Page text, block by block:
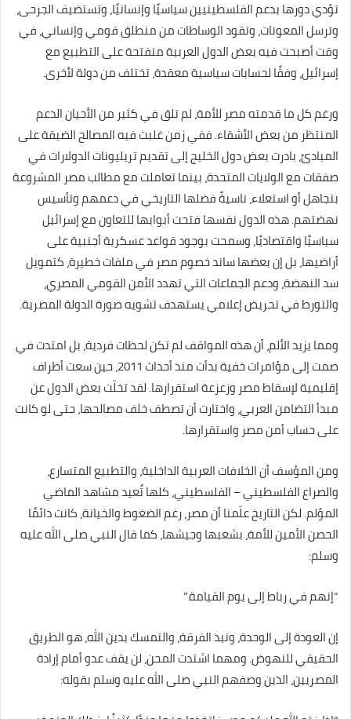
تؤدي دورها بدعم الفلسطينيين سياسيًا وإنسانيًا، وتستضيف الجرحى،
وترسل المعونات، وتقود الوساطات من منطلق قومي وإنساني، في
وقت أصبحت فيه بعض الدول العربية منفتحة على التطبيع مع
إسرائيل، وفقًا لحسابات سياسية معقدة، تختلف من دولة لأخرى.
ورغم كل ما قدمته مصر للأمة، لم تلق في كثير من الأحيان الدعم
المنتظر من بعض الأشقاء. ففي زمن غلبت فيه المصالح الضيقة على
المبادئ، بادرت بعض دول الخليج إلى تقديم تريليونات الدولارات في
صفقات مع الولايات المتحدة، بينما تعاملت مع مطالب مصر المشروعة
بتجاهل أو استعلاء، ناسيةً فضلها التاريخي في دعمهم وتأسيس
نهضتهم. هذه الدول نفسها فتحت أبوابها للتعاون مع إسرائيل
سياسيًا واقتصاديًا، وسمحت بوجود قواعد عسكرية أجنبية على
أراضيها، بل إن بعضها ساند خصوم مصر في ملفات خطيرة، كتمويل
سد النهضة، ودعم الجماعات التي تهدد الأمن القومي المصري،
والتورط في تحريض إعلامي يستهدف تشويه صورة الدولة المصرية.
ومما يزيد الألم، أن هذه المواقف لم تكن لحظات فردية، بل امتدت في
صمت إلى مؤامرات خفية بدأت منذ أحداث 2011، حين سعت أطراف
إقليمية لإسقاط مصر وزعزعة استقرارها. لقد تخلّت بعض الدول عن
مبدأ التضامن العربي، واختارت أن تصطف خلف مصالحها، حتى لو كانت
على حساب أمن مصر واستقرارها.
ومن المؤسف أن الخلافات العربية الداخلية، والتطبيع المتسارع،
والصراع الفلسطيني – الفلسطيني، كلها تُعيد مشاهد الماضي
المؤلم. لكن التاريخ علّمنا أن مصر، رغم الضغوط والخيانة، كانت دائمًا
الحصن الأمين للأمة، بشعبها وجيشها، كما قال النبي صلى الله عليه
وسلم:
“إنهم في رباط إلى يوم القيامة.”
إن العودة إلى الوحدة، ونبذ الفرقة، والتمسك بدين الله، هو الطريق
الحقيقي للنهوض. ومهما اشتدت المحن، لن يقف عدو أمام إرادة
المصريين، الذين وصفهم النبي صلى الله عليه وسلم بقوله: